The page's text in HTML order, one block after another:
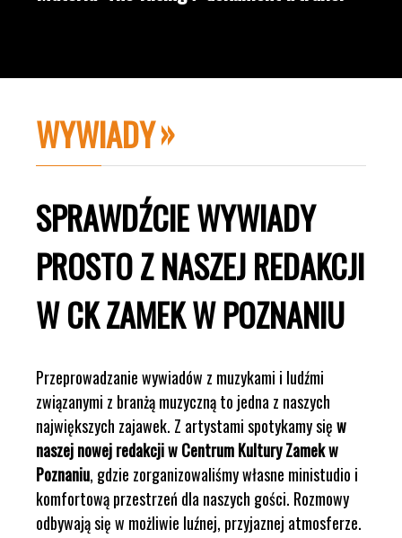
WYWIADY
SPRAWDŹCIE WYWIADY
PROSTO Z NASZEJ REDAKCJI
W CK ZAMEK W POZNANIU
Przeprowadzanie wywiadów z muzykami i ludźmi
związanymi z branżą muzyczną to jedna z naszych
największych zajawek. Z artystami spotykamy sięw
naszej nowej redakcji w Centrum Kultury Zamek w
Poznaniu, gdzie zorganizowaliśmy własne ministudio i
komfortową przestrzeń dla naszych gości. Rozmowy
odbywają się w możliwie luźnej, przyjaznej atmosferze.